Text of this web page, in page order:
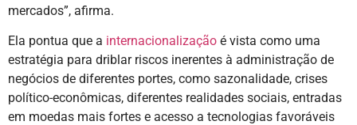
mercados”, afirma.
Ela pontua que a internacionalização é vista como uma
estratégia para driblar riscos inerentes à administração de
negócios de diferentes portes, como sazonalidade, crises
político-econômicas, diferentes realidades sociais, entradas
em moedas mais fortes e acesso a tecnologias favoráveis